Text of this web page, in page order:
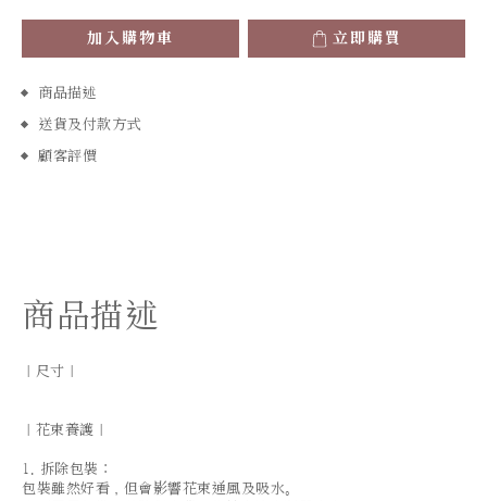
加入購物車 立即購買
商品描述
送貨及付款方式
顧客評價
商品描述
｜尺寸｜
｜花束養護｜
1. 拆除包裝：
包裝雖然好看，但會影響花束通風及吸水。